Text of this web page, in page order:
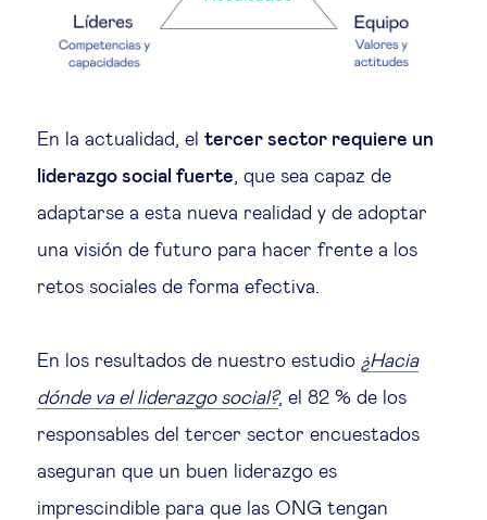
En la actualidad, el tercer sector requiere un
liderazgo social fuerte, que sea capaz de
adaptarse a esta nueva realidad y de adoptar
una visión de futuro para hacer frente a los
retos sociales de forma efectiva.
En los resultados de nuestro estudio ¿Hacia
dónde va el liderazgo social?, el 82 % de los
responsables del tercer sector encuestados
aseguran que un buen liderazgo es
imprescindible para que las ONG tengan